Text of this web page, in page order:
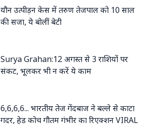
यौन उत्पीड़न केस में तरुण तेजपाल को 10 साल
की सजा, ये बोलीं बेटी
Surya Grahan:12 अगस्त से 3 राशियों पर
संकट, भूलकर भी न करें ये काम
6,6,6,6... भारतीय तेज गेंदबाज ने बल्ले से काटा
गदर, हेड कोच गौतम गंभीर का रिएक्शन VIRAL